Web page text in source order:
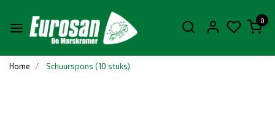
0
Home Schuurspons (10 stuks)